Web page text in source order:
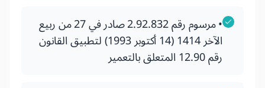
• مرسوم رقم 2.92.832 صادر في 27 من ربيع
الآخر 1414 (14 أكتوبر 1993) لتطبيق القانون
رقم 12.90 المتعلق بالتعمير